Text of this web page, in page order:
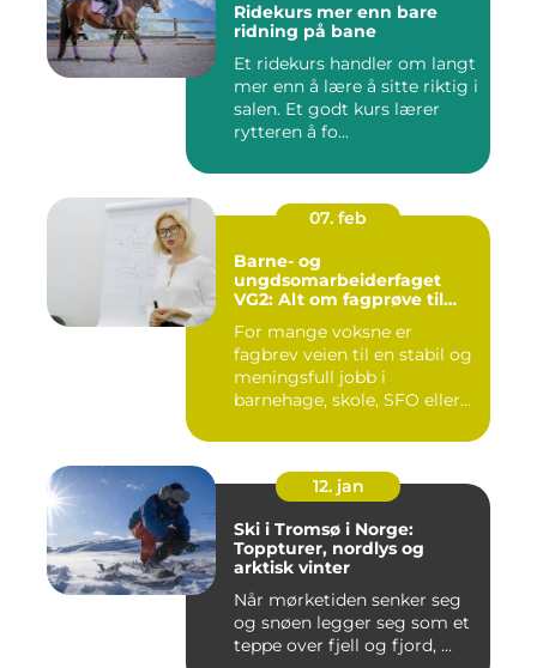
Ridekurs mer enn bare
ridning på bane
Et ridekurs handler om langt
mer enn å lære å sitte riktig i
salen. Et godt kurs lærer
rytteren å fo...
07. feb
Barne- og
ungdsomarbeiderfaget
VG2: Alt om fagprøve til
ungdomsarbeider
For mange voksne er
fagbrev veien til en stabil og
meningsfull jobb i
barnehage, skole, SFO eller
12. jan
Ski i Tromsø i Norge:
Toppturer, nordlys og
arktisk vinter
Når mørketiden senker seg
og snøen legger seg som et
teppe over fjell og fjord, ...